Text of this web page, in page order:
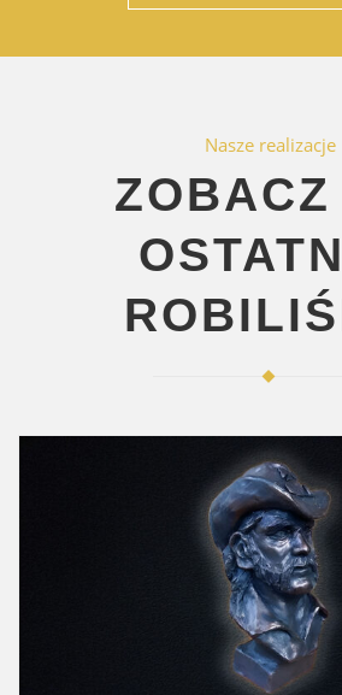
Nasze realizacje
ZOBACZ